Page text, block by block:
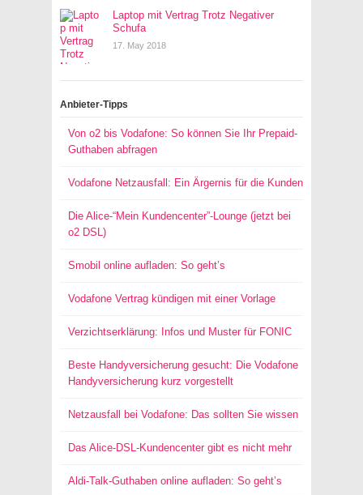
Laptop mit Vertrag Trotz Negativer
Schufa
17. May 2018
Anbieter-Tipps
Von o2 bis Vodafone: So können Sie Ihr Prepaid-
Guthaben abfragen
Vodafone Netzausfall: Ein Ärgernis für die Kunden
Die Alice-“Mein Kundencenter”-Lounge (jetzt bei
o2 DSL)
Smobil online aufladen: So geht’s
Vodafone Vertrag kündigen mit einer Vorlage
Verzichtserklärung: Infos und Muster für FONIC
Beste Handyversicherung gesucht: Die Vodafone
Handyversicherung kurz vorgestellt
Netzausfall bei Vodafone: Das sollten Sie wissen
Das Alice-DSL-Kundencenter gibt es nicht mehr
Aldi-Talk-Guthaben online aufladen: So geht’s